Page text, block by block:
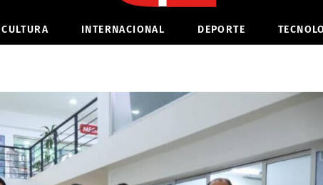
CULTURA INTERNACIONAL DEPORTE